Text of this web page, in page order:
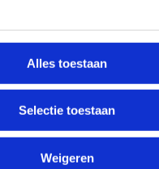
Alles toestaan
Selectie toestaan
Weigeren